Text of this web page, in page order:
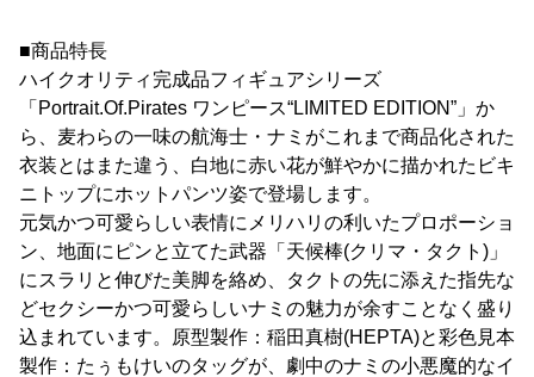
■商品特長
ハイクオリティ完成品フィギュアシリーズ
「Portrait.Of.Pirates ワンピース“LIMITED EDITION”」か
ら、麦わらの一味の航海士・ナミがこれまで商品化された
衣装とはまた違う、白地に赤い花が鮮やかに描かれたビキ
ニトップにホットパンツ姿で登場します。
元気かつ可愛らしい表情にメリハリの利いたプロポーショ
ン、地面にピンと立てた武器「天候棒(クリマ・タクト)」
にスラリと伸びた美脚を絡め、タクトの先に添えた指先な
どセクシーかつ可愛らしいナミの魅力が余すことなく盛り
込まれています。原型製作：稲田真樹(HEPTA)と彩色見本
製作：たぅもけいのタッグが、劇中のナミの小悪魔的なイ